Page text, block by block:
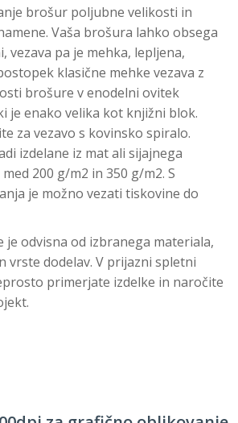
brošur poljubne velikosti in
Vaša brošura lahko obsega
vezava pa je mehka, lepljena,
klasične mehke vezava z
brošure v enodelni ovitek
je enako velika kot knjižni blok.
za vezavo s kovinsko spiralo.
izdelane iz mat ali sijajnega
200 g/m2 in 350 g/m2. S
je možno vezati tiskovine do
je odvisna od izbranega materiala,
vrste dodelav. V prijazni spletni
primerjate izdelke in naročite